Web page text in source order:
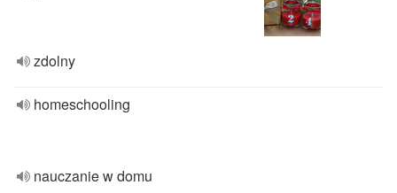
zdolny
homeschooling
nauczanie w domu